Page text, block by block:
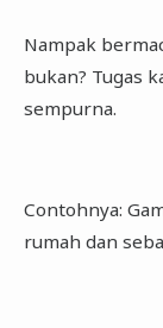
Nampak
bukan? Tugas
sempurna.
Contohnya:
rumah dan